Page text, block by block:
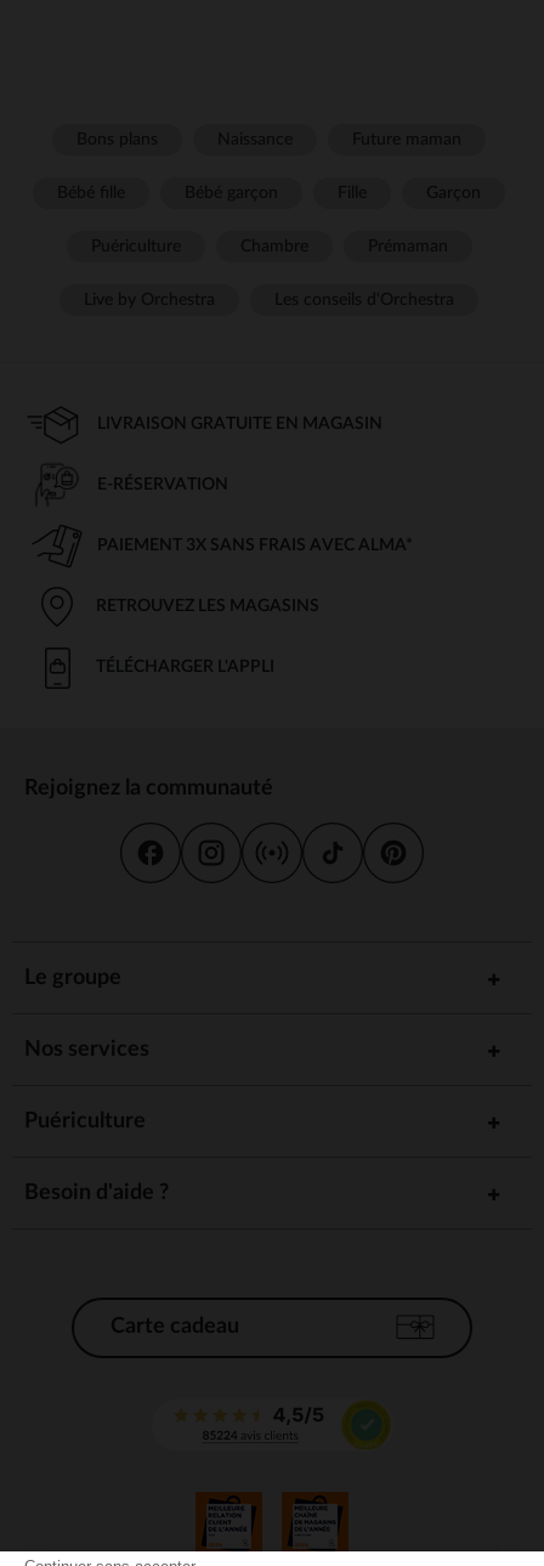
LIVRAISON GRATUITE EN MAGASIN
E-RÉSERVATION
PAIEMENT 3X SANS FRAIS AVEC ALMA*
RETROUVEZ LES MAGASINS
TÉLÉCHARGER L'APPLI
Rejoignez la communauté
Le groupe
Nos services
Puériculture
Besoin d'aide ?
Carte cadeau